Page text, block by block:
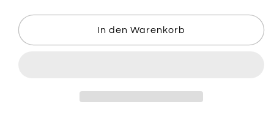
die
Menge
Eierbecher
die
Menge
für
Eierbecher
In den Warenkorb